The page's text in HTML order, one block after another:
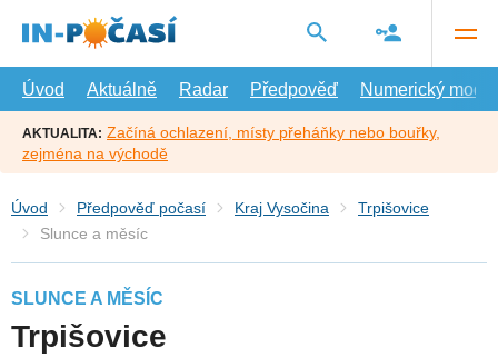
hlavní
Úvod
Aktuálně Radar Předpověď Numerický model
AKTUALITA: Začíná ochlazení, místy přeháňky nebo bouřky,
zejména na východě
Úvod Předpověď počasí Kraj Vysočina
Trpišovice
Slunce a měsíc
SLUNCE A MĚSÍC
Trpišovice